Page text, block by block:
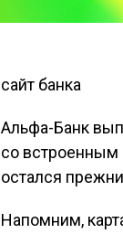
сайт банка
Альфа-Банк
со встроенным
остался
Напомним,